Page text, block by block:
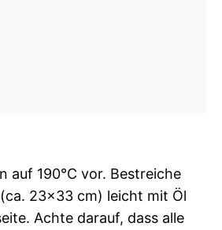
auf 190°C vor. Bestreiche
(ca. 23×33 cm) leicht mit Öl
Achte darauf, dass alle